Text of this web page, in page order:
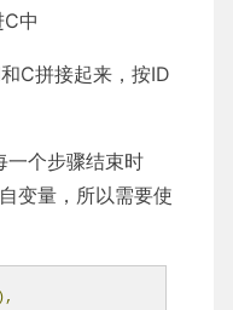
中
C拼接起来，按ID
一个步骤结束时
变量，所以需要使
),